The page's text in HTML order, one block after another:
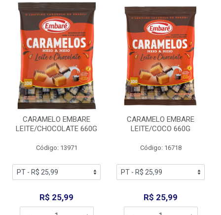
CARAMELO EMBARE
LEITE/CHOCOLATE 660G
Código: 13971
R$ 25,99
CARAMELO EMBARE
LEITE/COCO 660G
Código: 16718
R$ 25,99